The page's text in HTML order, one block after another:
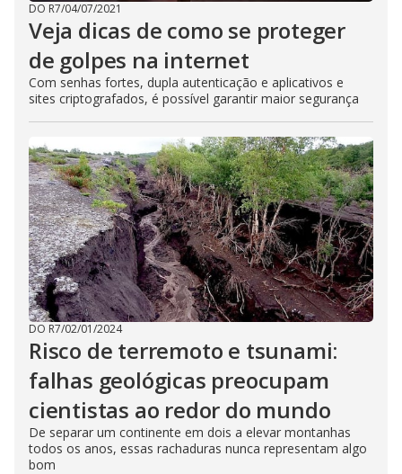
DO R7/04/07/2021
Veja dicas de como se proteger
de golpes na internet
Com senhas fortes, dupla autenticação e aplicativos e
sites criptografados, é possível garantir maior segurança
DO R7/02/01/2024
Risco de terremoto e tsunami:
falhas geológicas preocupam
cientistas ao redor do mundo
De separar um continente em dois a elevar montanhas
todos os anos, essas rachaduras nunca representam algo
bom